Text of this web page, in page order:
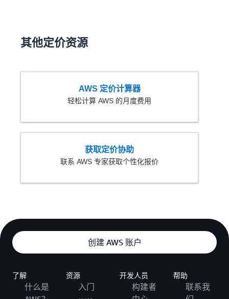
其他定价资源
AWS 定价计算器
轻松计算 AWS 的月度费用
获取定价协助
联系 AWS 专家获取个性化报价
创建 AWS 账户
了解
什么是
资源
入门
开发人员
构建者
帮助
联系我